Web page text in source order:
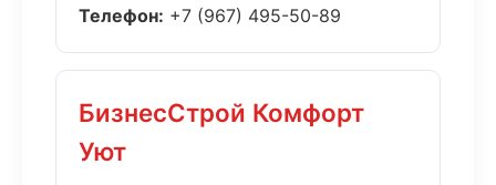
Телефон: +7 (967) 495-50-89
БизнесСтрой Комфорт
Уют